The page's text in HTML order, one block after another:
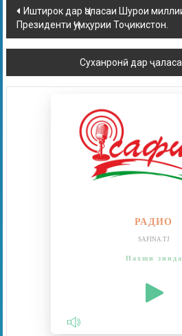
Иштирок дар Ҷаласаи Шурои
Президенти Ҷумҳурии Тоҷикистон.
Суханронӣ дар
РАДИО
SAFINA.TJ
Пахши зинда